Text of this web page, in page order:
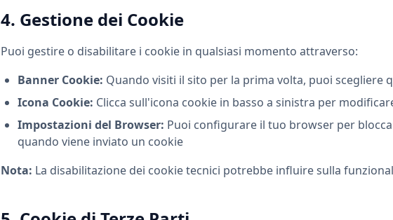
4. Gestione dei Cookie
Puoi gestire o disabilitare i cookie in qualsiasi momento attraverso:
Banner Cookie: Quando visiti il sito per la prima volta, puoi scegliere
Icona Cookie: Clicca sull'icona cookie in basso a sinistra per
Impostazioni del Browser: Puoi configurare il tuo browser per
quando viene inviato un cookie
Nota: La disabilitazione dei cookie tecnici potrebbe influire sulla